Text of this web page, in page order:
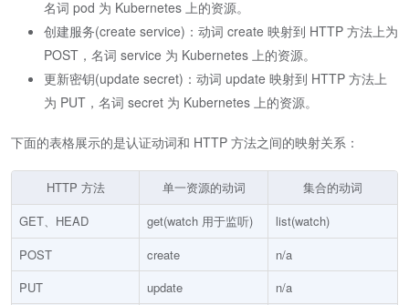
名词 pod 为 Kubernetes 上的资源。
创建服务(create service)：动词 create 映射到 HTTP 方法上为
POST，名词 service 为 Kubernetes 上的资源。
更新密钥(update secret)：动词 update 映射到 HTTP 方法上
为 PUT，名词 secret 为 Kubernetes 上的资源。
下面的表格展示的是认证动词和 HTTP 方法之间的映射关系：
HTTP 方法 单一资源的动词
集合的动词
GET、HEAD
get(watch 用于监听)
list(watch)
POST
create
n/a
PUT
update
n/a